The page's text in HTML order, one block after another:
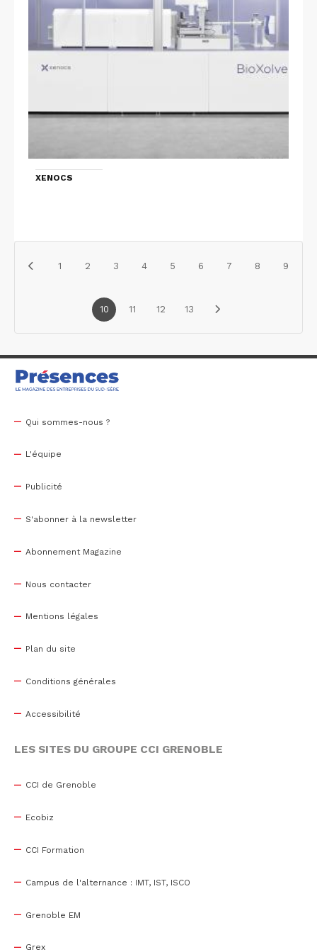
XENOCS
1 2 3 4 5 6 7 8 9
10 11 12 13
Qui sommes-nous ?
L'équipe
Publicité
S'abonner à la newsletter
Abonnement Magazine
Nous contacter
Mentions légales
Plan du site
Conditions générales
Accessibilité
LES SITES DU GROUPE CCI GRENOBLE
CCI de Grenoble
Ecobiz
CCI Formation
Campus de l'alternance : IMT, IST, ISCO
Grenoble EM
Grex